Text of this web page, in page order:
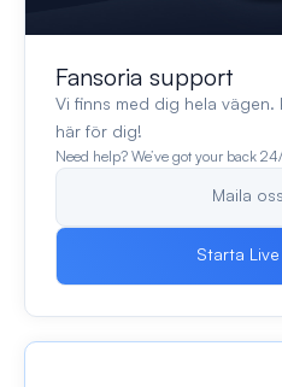
Fansoria support
Vi finns med dig hela
här för dig!
Need help? We’ve got your back
Maila
Starta